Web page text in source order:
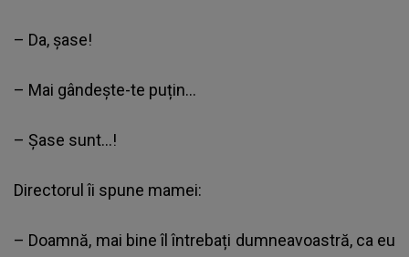
– Da, șase!
– Mai gândește-te puțin…
– Șase sunt…!
Directorul îi spune mamei:
– Doamnă, mai bine îl întrebați dumneavoastră, ca eu